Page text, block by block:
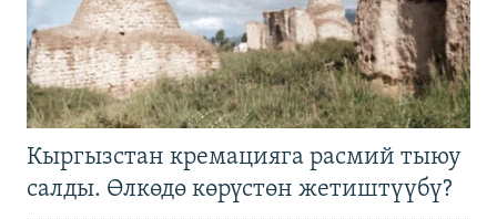
Кыргызстан кремацияга расмий тыюу
салды. Өлкөдө көрүстөн жетиштүүбү?